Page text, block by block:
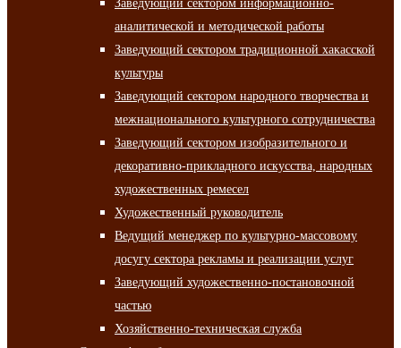
Заведующий сектором информационно-
аналитической и методической работы
Заведующий сектором традиционной хакасской
культуры
Заведующий сектором народного творчества и
межнационального культурного сотрудничества
Заведующий сектором изобразительного и
декоративно-прикладного искусства, народных
художественных ремесел
Художественный руководитель
Ведущий менеджер по культурно-массовому
досугу сектора рекламы и реализации услуг
Заведующий художественно-постановочной
частью
Хозяйственно-техническая служба